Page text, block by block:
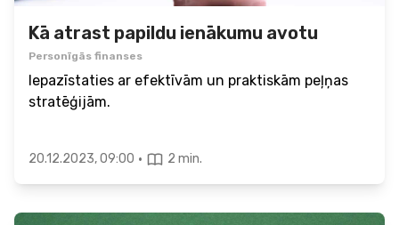
Kā atrast papildu ienākumu avotu
Personīgās finanses
Iepazīstaties ar efektīvām un praktiskām peļņas
stratēģijām.
20.12.2023, 09:00 · 2 min.